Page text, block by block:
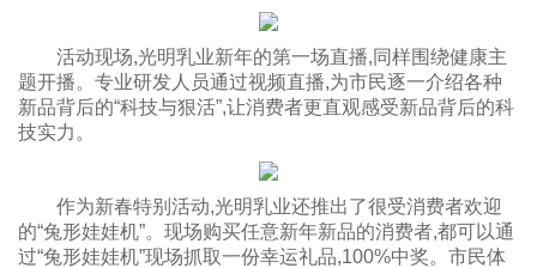
活动现场,光明乳业新年的第一场直播,同样围绕健康主
题开播。专业研发人员通过视频直播,为市民逐一介绍各种
新品背后的“科技与狠活”,让消费者更直观感受新品背后的科
技实力。
作为新春特别活动,光明乳业还推出了很受消费者欢迎
的“兔形娃娃机”。现场购买任意新年新品的消费者,都可以通
过“兔形娃娃机”现场抓取一份幸运礼品,100%中奖。市民体